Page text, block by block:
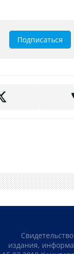
Подписаться
издания,